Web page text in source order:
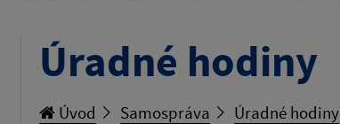
Úradné hodiny
Úvod Samospráva Úradné hodiny